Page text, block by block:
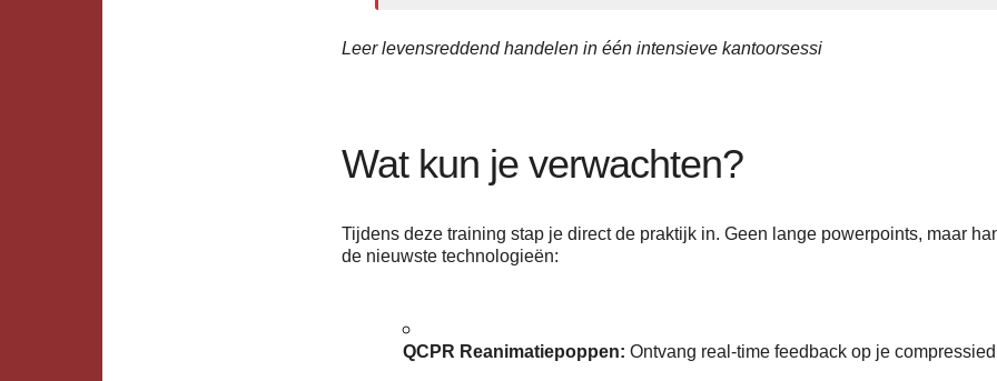
Leer levensreddend handelen in één intensieve kantoorsessi
Wat kun je verwachten?
Tijdens deze training stap je direct de praktijk in. Geen lange powerpoints, maar
de nieuwste technologieën:
QCPR Reanimatiepoppen: Ontvang real-time feedback op je